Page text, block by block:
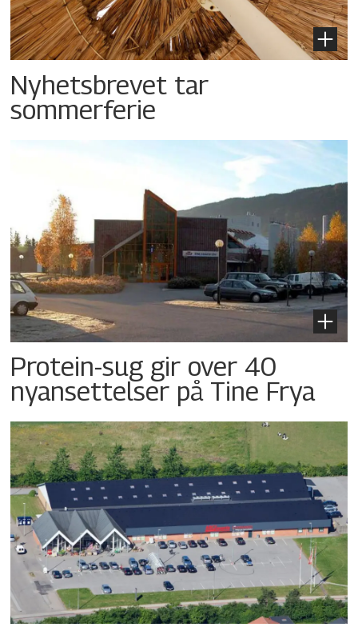
Nyhetsbrevet tar
sommerferie
Protein-sug gir over 40
nyansettelser på Tine Frya